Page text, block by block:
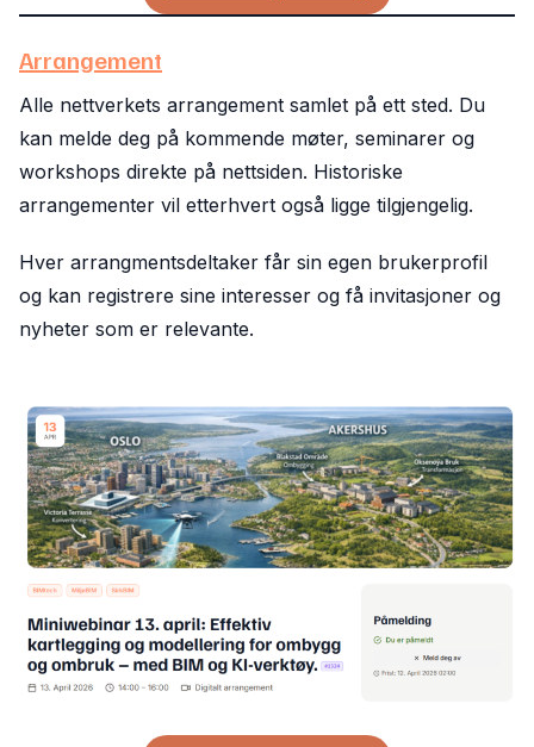
Arrangement
Alle nettverkets arrangement samlet på ett sted. Du
kan melde deg på kommende møter, seminarer og
workshops direkte på nettsiden. Historiske
arrangementer vil etterhvert også ligge tilgjengelig.
Hver arrangmentsdeltaker får sin egen brukerprofil
og kan registrere sine interesser og få invitasjoner og
nyheter som er relevante.